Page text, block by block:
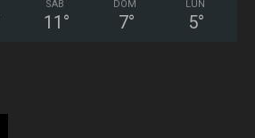
SÁB
11 °
DOM
7°
LUN
5°